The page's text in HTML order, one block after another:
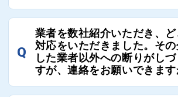
出る場合もあります。
屋根コネクトではそのような不安を
の修理において、適正で公正な工事
いをさせていただくサイトでございま
まだまだそのような業界だからこそ
ますので、是非屋根コネクトを活用
屋根コネクトでは、お客様の安心を
業者チェック制度」を設けておりま
屋根コネクトにて定期的にお客様ア
し、そこで評価の低かった業者は事
根コネクトの判断により即時登録を
Q
業者を数社紹介いただき、
対応をいただきました。そ
した業者以外への断りがし
すが、連絡をお願いできます